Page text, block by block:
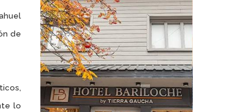
de
lo